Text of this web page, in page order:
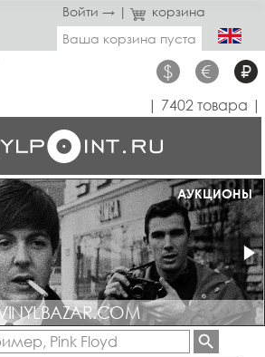
Войти → |
корзина
Ваша корзина пуста
$ € ₽
| 7402 товара |
МАГАЗИН ОТКРЫТ
АУКЦИОНЫ